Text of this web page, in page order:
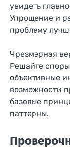
увидеть
Упрощение и
проблему
Чрезмерная
Решайте
объективные
возможности
базовые
паттерны.